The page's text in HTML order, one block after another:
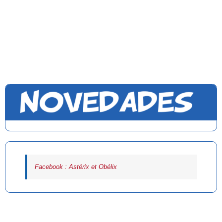
Facebook : Astérix et Obélix